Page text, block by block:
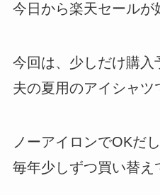
今日から楽天セールが
今回は、少しだけ購入
夫の夏用のアイシャツ
ノーアイロンでOKだ
毎年少しずつ買い替え